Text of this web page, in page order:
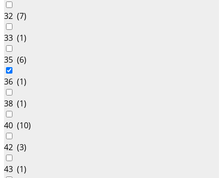
32 (7)
33 (1)
35 (6)
36 (1)
38 (1)
40 (10)
42 (3)
43 (1)